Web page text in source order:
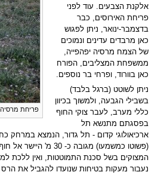
פריחת מרסיה
אלקנת הצבעים. עוד לפני
פריחת האירוסים, כבר
בדצמבר-ינואר, ניתן לפגוש
כאן מרבדים עדינים ונמוכים
של הצמח מרסיה יפהפייה,
ממשפחת המצליבים, הפורח
כאן בוורוד, ופרחי בר נוספים.
ניתן לשוטט (ברגל בלבד)
בשבילי הגבעה, ולמשוך בכיוון
כללי מערב, לעבר צוקי החוף
בפסגתם מתנשא תל
ארכיאולוגי קדום - תל גדור, הנמצא במרחק
(פשוטו כמשמעו) מגובה
המצוקים בשל סכנת התמוטטות, ואין ללכת
נעבור מעקות בטיחות שנועדו להגביל את הרס